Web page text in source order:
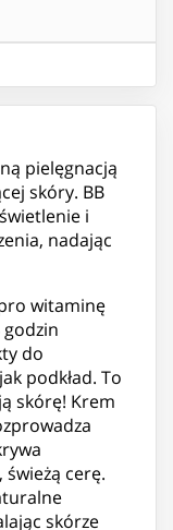
pielęgnacją
skóry. BB
i
nadając
witaminę
godzin
do
podkład. To
skórę! Krem
świeżą cerę.
skórze